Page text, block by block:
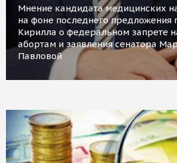
Мнение кандидата медицинских
на фоне последнего
Кирилла о федеральном запрете
абортам и заявления сенатора
Павловой